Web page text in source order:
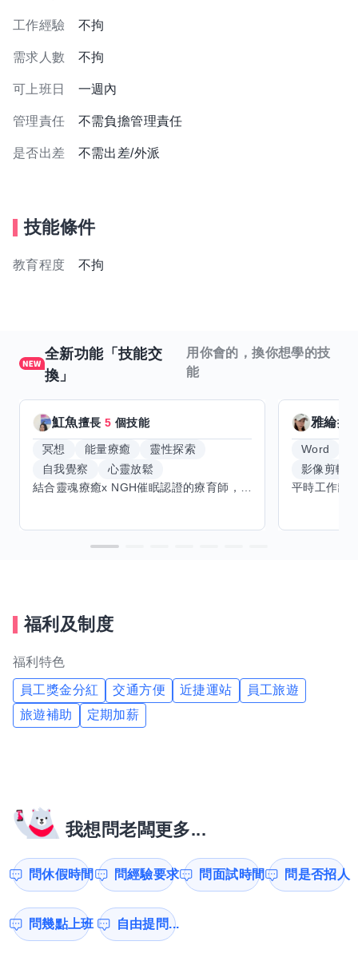
工作經驗 不拘
需求人數 不拘
可上班日 一週內
管理責任 不需負擔管理責任
是否出差 不需出差/外派
技能條件
教育程度 不拘
全新功能「技能交
換」
用你會的，換你想學的技
能
魟魚擅長5 個技能
冥想 能量療癒
靈性探索
自我覺察
心靈放鬆
雅綸擅
Word
影像剪輯
福利及制度
福利特色
員工獎金分紅 交通方便 近捷運站
員工旅遊
旅遊補助
定期加薪
我想問老闆更多...
問休假時間 問經驗要求 問面試時間 問是否招人
問幾點上班 自由提問...